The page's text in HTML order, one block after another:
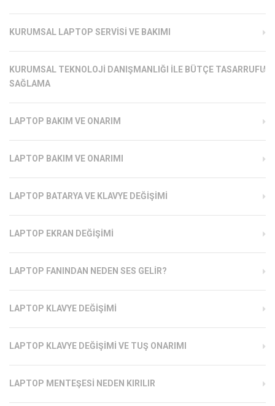
KURUMSAL LAPTOP SERVISI VE BAKIMI
KURUMSAL TEKNOLOJI DANIŞMANLIĞI ILE BÜTÇE TASARRUFU
SAĞLAMA
LAPTOP BAKIM VE ONARIM
LAPTOP BAKIM VE ONARIMI
LAPTOP BATARYA VE KLAVYE DEĞIŞIMI
LAPTOP EKRAN DEĞIŞIMI
LAPTOP FANINDAN NEDEN SES GELIR?
LAPTOP KLAVYE DEĞIŞIMI
LAPTOP KLAVYE DEĞIŞIMI VE TUŞ ONARIMI
LAPTOP MENTEŞESI NEDEN KIRILIR